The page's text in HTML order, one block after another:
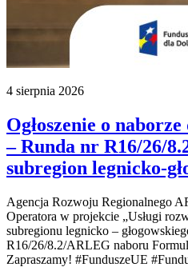
4 sierpnia 2026
Ogłoszenie o
– Runda nr R16/26/
subregion legnicko-
Agencja Rozwoju Regionalnego
Operatora w projekcie „Usługi
subregionu legnicko –
R16/26/8.2/ARLEG naboru
Zapraszamy! #FunduszeUE